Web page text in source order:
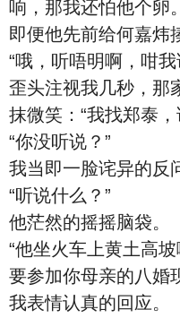
响，那我还怕他个卵。
即便他先前给何嘉炜
“哦，听唔明啊，咁
歪头注视我几秒，那
抹微笑：“我找郑泰
“你没听说？”
我当即一脸诧异的反
“听说什么？”
他茫然的摇摇脑袋。
“他坐火车上黄土高
要参加你母亲的八婚
我表情认真的回应。